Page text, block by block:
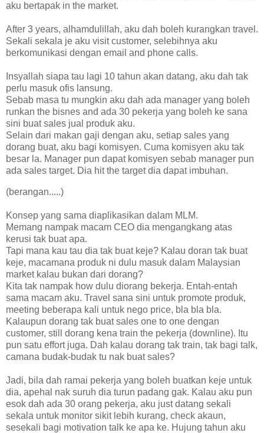
aku bertapak in the market.
After 3 years, alhamdulillah, aku dah boleh kurangkan travel.
Sekali sekala je aku visit customer, selebihnya aku
berkomunikasi dengan email and phone calls.
Insyallah siapa tau lagi 10 tahun akan datang, aku dah tak
perlu masuk ofis lansung.
Sebab masa tu mungkin aku dah ada manager yang boleh
runkan the bisnes and ada 30 pekerja yang boleh ke sana
sini buat sales jual produk aku.
Selain dari makan gaji dengan aku, setiap sales yang
dorang buat, aku bagi komisyen. Cuma komisyen aku tak
besar la. Manager pun dapat komisyen sebab manager pun
ada sales target. Dia hit the target dia dapat imbuhan.
(berangan.....)
Konsep yang sama diaplikasikan dalam MLM.
Memang nampak macam CEO dia mengangkang atas
kerusi tak buat apa.
Tapi mana kau tau dia tak buat keje? Kalau doran tak buat
keje, macamana produk ni dulu masuk dalam Malaysian
market kalau bukan dari dorang?
Kita tak nampak how dulu diorang bekerja. Entah-entah
sama macam aku. Travel sana sini untuk promote produk,
meeting beberapa kali untuk nego price, bla bla bla.
Kalaupun dorang tak buat sales one to one dengan
customer, still dorang kena train the pekerja (downline). Itu
pun satu effort juga. Dah kalau dorang tak train, tak bagi talk,
camana budak-budak tu nak buat sales?
Jadi, bila dah ramai pekerja yang boleh buatkan keje untuk
dia, apehal nak suruh dia turun padang gak. Kalau aku pun
esok dah ada 30 orang pekerja, aku just datang sekali
sekala untuk monitor sikit lebih kurang, check akaun,
sesekali bagi motivation talk ke apa ke. Hujung tahun aku